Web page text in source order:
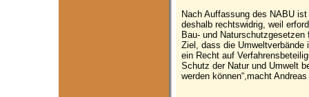
Nach Auffassung des NABU
deshalb rechtswidrig, weil
Bau- und
Ziel, dass die Umweltverbände
ein Recht auf
Schutz der Natur und Umwelt
werden können“,macht